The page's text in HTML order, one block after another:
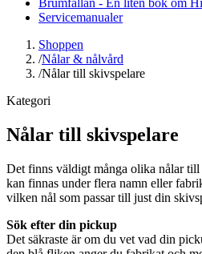
Servicemanualer
Shoppen
/Nålar & nålvård
/Nålar till skivspelare
Kategori
Nålar till skivspelare
Det finns väldigt många olika nålar till
kan finnas under flera namn eller
vilken nål som passar till just din
Sök efter din pickup
Det säkraste är om du vet vad din